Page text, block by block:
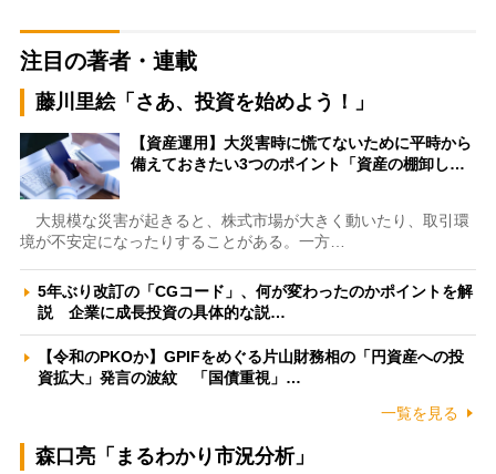
注目の著者・連載
藤川里絵「さあ、投資を始めよう！」
【資産運用】大災害時に慌てないために平時から
備えておきたい3つのポイント「資産の棚卸し…
大規模な災害が起きると、株式市場が大きく動いたり、取引環
境が不安定になったりすることがある。一方…
5年ぶり改訂の「CGコード」、何が変わったのかポイントを解
説 企業に成長投資の具体的な説…
【令和のPKOか】GPIFをめぐる片山財務相の「円資産への投
資拡大」発言の波紋 「国債重視」…
一覧を見る
森口亮「まるわかり市況分析」